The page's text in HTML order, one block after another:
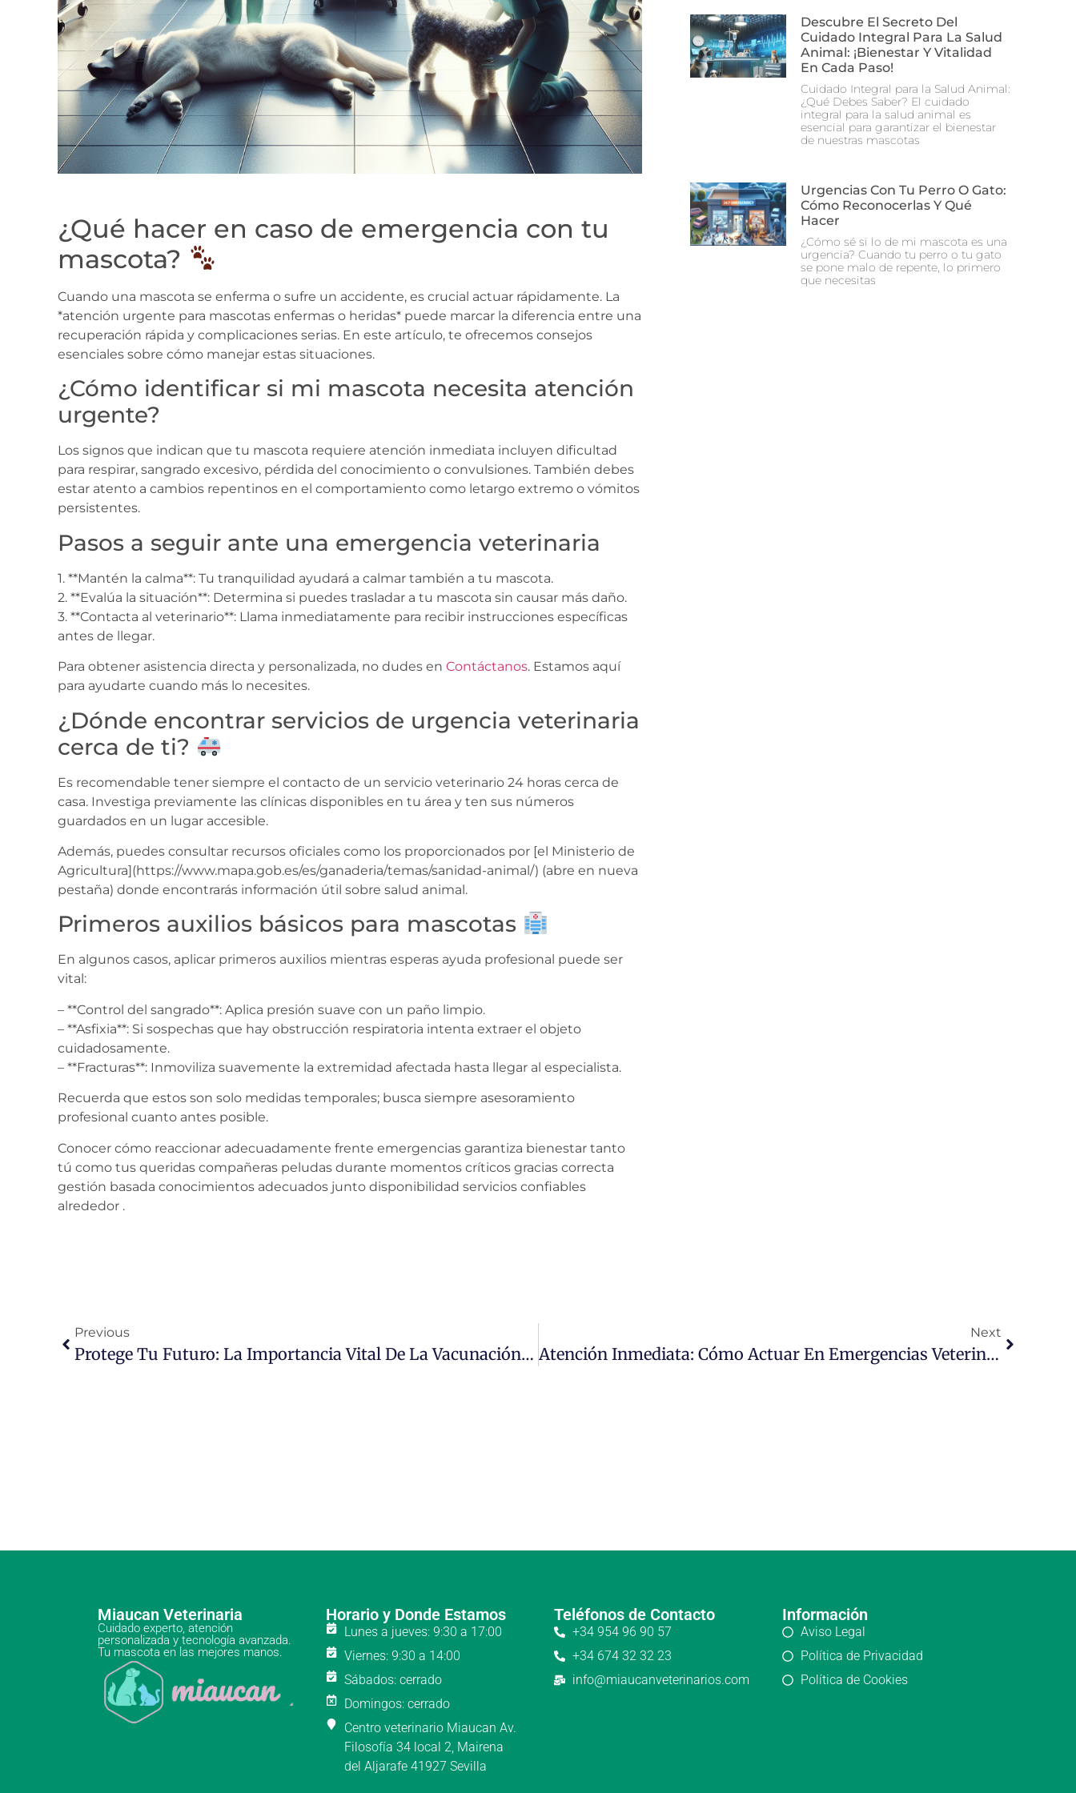
¿Qué hacer en caso de emergencia con tu
mascota?
Cuando una mascota se enferma o sufre un accidente, es crucial actuar rápidamente. La
*atención urgente para mascotas enfermas o heridas* puede marcar la diferencia entre una
recuperación rápida y complicaciones serias. En este artículo, te ofrecemos consejos
esenciales sobre cómo manejar estas situaciones.
¿Cómo identificar si mi mascota necesita atención
urgente?
Los signos que indican que tu mascota requiere atención inmediata incluyen dificultad
para respirar, sangrado excesivo, pérdida del conocimiento o convulsiones. También debes
estar atento a cambios repentinos en el comportamiento como letargo extremo o vómitos
persistentes.
Pasos a seguir ante una emergencia veterinaria
1. **Mantén la calma**: Tu tranquilidad ayudará a calmar también a tu mascota.
2. **Evalúa la situación**: Determina si puedes trasladar a tu mascota sin causar más daño.
3. **Contacta al veterinario**: Llama inmediatamente para recibir instrucciones específicas
antes de llegar.
Para obtener asistencia directa y personalizada, no dudes en Contáctanos. Estamos aquí
para ayudarte cuando más lo necesites.
¿Dónde encontrar servicios de urgencia veterinaria
cerca de ti?
Es recomendable tener siempre el contacto de un servicio veterinario 24 horas cerca de
casa. Investiga previamente las clínicas disponibles en tu área y ten sus números
guardados en un lugar accesible.
Además, puedes consultar recursos oficiales como los proporcionados por [el Ministerio de
Agricultura](https://www.mapa.gob.es/es/ganaderia/temas/sanidad-animal/) (abre en nueva
pestaña) donde encontrarás información útil sobre salud animal.
Primeros auxilios básicos para mascotas
En algunos casos, aplicar primeros auxilios mientras esperas ayuda profesional puede ser
vital:
– **Control del sangrado**: Aplica presión suave con un paño limpio.
– **Asfixia**: Si sospechas que hay obstrucción respiratoria intenta extraer el objeto
cuidadosamente.
– **Fracturas**: Inmoviliza suavemente la extremidad afectada hasta llegar al especialista.
Recuerda que estos son solo medidas temporales; busca siempre asesoramiento
profesional cuanto antes posible.
Conocer cómo reaccionar adecuadamente frente emergencias garantiza bienestar tanto
tú como tus queridas compañeras peludas durante momentos críticos gracias correcta
gestión basada conocimientos adecuados junto disponibilidad servicios confiables
alrededor .
Descubre El Secreto Del
Cuidado Integral Para La Salud
Animal: ¡Bienestar Y Vitalidad
En Cada Paso!
Cuidado Integral para la Salud Animal:
¿Qué Debes Saber? El cuidado
integral para la salud animal es
esencial para garantizar el bienestar
de nuestras mascotas
Urgencias Con Tu Perro O Gato:
Cómo Reconocerlas Y Qué
Hacer
¿Cómo sé si lo de mi mascota es una
urgencia? Cuando tu perro o tu gato
se pone malo de repente, lo primero
que necesitas
Previous
Protege Tu Futuro: La Importancia Vital De La Vacunación Para La Salud Pública
Next
Atención Inmediata: Cómo Actuar En Emergencias Veterinarias Para Salvar A Tu Mascota
Miaucan Veterinaria
Cuidado experto, atención
personalizada y tecnología avanzada.
Tu mascota en las mejores manos.
Horario y Donde Estamos
Lunes a jueves: 9:30 a 17:00
Viernes: 9:30 a 14:00
Sábados: cerrado
Domingos: cerrado
Centro veterinario Miaucan Av.
Filosofía 34 local 2, Mairena
del Aljarafe 41927 Sevilla
Teléfonos de Contacto
+34 954 96 90 57
+34 674 32 32 23
info@miaucanveterinarios.com
Información
Aviso Legal
Política de Privacidad
Política de Cookies